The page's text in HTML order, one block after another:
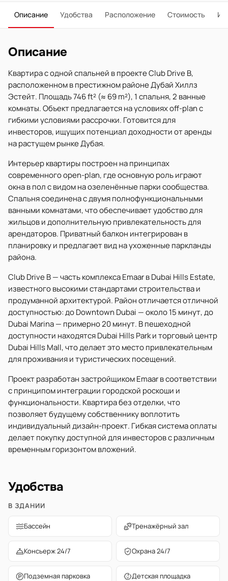
Описание Удобства Расположение Стоимость
Описание
Квартира с одной спальней в проекте Club Drive B,
расположенном в престижном районе Дубай Хиллз
Эстейт. Площадь 746 ft² (≈ 69 m²), 1 спальня, 2 ванные
комнаты. Объект предлагается на условиях off-plan с
гибкими условиями рассрочки. Готовится для
инвесторов, ищущих потенциал доходности от аренды
на растущем рынке Дубая.
Интерьер квартиры построен на принципах
современного open-plan, где основную роль играют
окна в пол с видом на озеленённые парки сообщества.
Спальня соединена с двумя полнофункциональными
ванными комнатами, что обеспечивает удобство для
жильцов и дополнительную привлекательность для
арендаторов. Приватный балкон интегрирован в
планировку и предлагает вид на ухоженные паркланды
района.
Club Drive B — часть комплекса Emaar в Dubai Hills Estate,
известного высокими стандартами строительства и
продуманной архитектурой. Район отличается отличной
доступностью: до Downtown Dubai — около 15 минут, до
Dubai Marina — примерно 20 минут. В пешеходной
доступности находятся Dubai Hills Park и торговый центр
Dubai Hills Mall, что делает это место привлекательным
для проживания и туристических посещений.
Проект разработан застройщиком Emaar в соответствии
с принципом интеграции городской роскоши и
функциональности. Квартира без отделки, что
позволяет будущему собственнику воплотить
индивидуальный дизайн-проект. Гибкая система оплаты
делает покупку доступной для инвесторов с различным
временным горизонтом вложений.
Удобства
В ЗДАНИИ
Бассейн Тренажёрный зал
Консьерж 24/7 Охрана 24/7
Подземная парковка Детская площадка